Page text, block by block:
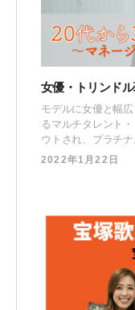
女優・トリンド
モデルに女優と幅
るマルチタレント・トリンド
ウトされ、プラチナ
きました。そんな
チナムプ
2022年1月22日